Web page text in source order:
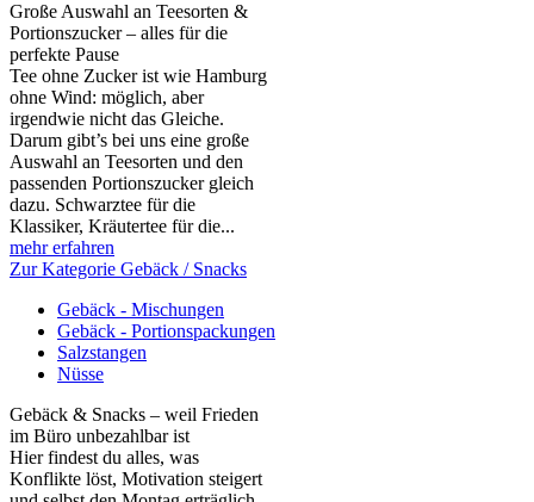
Große Auswahl an Teesorten &
Portionszucker – alles für die
perfekte Pause
Tee ohne Zucker ist wie Hamburg
ohne Wind: möglich, aber
irgendwie nicht das Gleiche.
Darum gibt’s bei uns eine große
Auswahl an Teesorten und den
passenden Portionszucker gleich
dazu. Schwarztee für die
Klassiker, Kräutertee für die...
mehr erfahren
Zur Kategorie Gebäck / Snacks
Gebäck - Mischungen
Gebäck - Portionspackungen
Salzstangen
Nüsse
Gebäck & Snacks – weil Frieden
im Büro unbezahlbar ist
Hier findest du alles, was
Konflikte löst, Motivation steigert